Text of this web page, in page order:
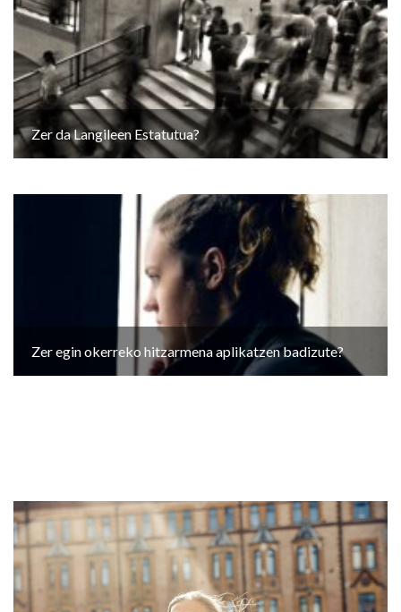
Zer da Langileen Estatutua?
Zer egin okerreko hitzarmena aplikatzen badizute?